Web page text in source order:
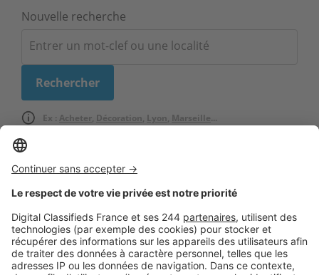
Nouvelle recherche
Ex : Acheter, Décoration, Lyon, Marseille...
Logic-Immo c’est aussi …